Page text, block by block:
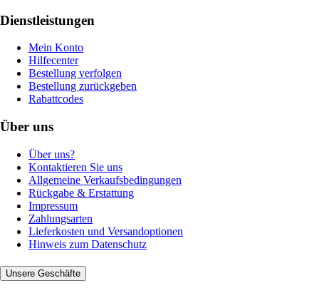
Dienstleistungen
Mein Konto
Hilfecenter
Bestellung verfolgen
Bestellung zurückgeben
Rabattcodes
Über uns
Über uns?
Kontaktieren Sie uns
Allgemeine Verkaufsbedingungen
Rückgabe & Erstattung
Impressum
Zahlungsarten
Lieferkosten und Versandoptionen
Hinweis zum Datenschutz
Unsere Geschäfte